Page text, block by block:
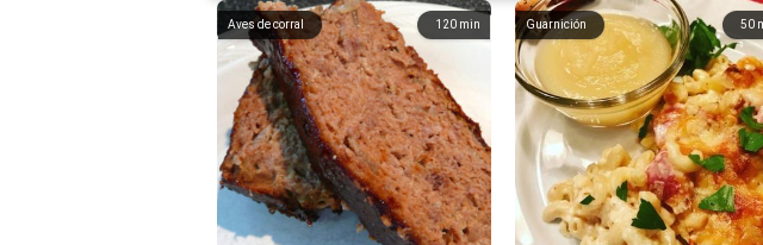
120 min
Aves de corral 50
Guarnición